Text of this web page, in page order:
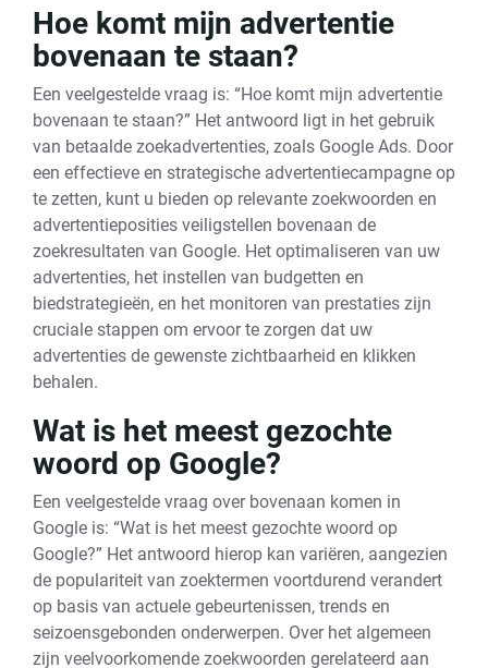
Hoe komt mijn advertentie
bovenaan te staan?
Een veelgestelde vraag is: “Hoe komt mijn advertentie
bovenaan te staan?” Het antwoord ligt in het gebruik
van betaalde zoekadvertenties, zoals Google Ads. Door
een effectieve en strategische advertentiecampagne op
te zetten, kunt u bieden op relevante zoekwoorden en
advertentieposities veiligstellen bovenaan de
zoekresultaten van Google. Het optimaliseren van uw
advertenties, het instellen van budgetten en
biedstrategieën, en het monitoren van prestaties zijn
cruciale stappen om ervoor te zorgen dat uw
advertenties de gewenste zichtbaarheid en klikken
behalen.
Wat is het meest gezochte
woord op Google?
Een veelgestelde vraag over bovenaan komen in
Google is: “Wat is het meest gezochte woord op
Google?” Het antwoord hierop kan variëren, aangezien
de populariteit van zoektermen voortdurend verandert
op basis van actuele gebeurtenissen, trends en
seizoensgebonden onderwerpen. Over het algemeen
zijn veelvoorkomende zoekwoorden gerelateerd aan